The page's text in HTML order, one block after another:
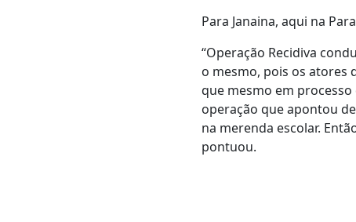
Para Janaina, aqui na
“Operação Recidiva
o mesmo, pois os atores
que mesmo em
operação que apontou
na merenda escolar.
pontuou.